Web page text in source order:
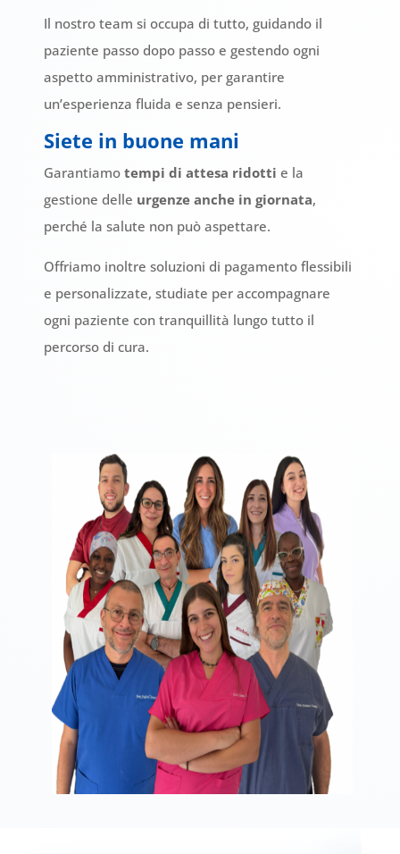
Il nostro team si occupa di tutto, guidando il
paziente passo dopo passo e gestendo ogni
aspetto amministrativo, per garantire
un’esperienza fluida e senza pensieri.
Siete in buone mani
Garantiamotempi di attesa ridotti e la
gestione delle urgenze anche in giornata,
perché la salute non può aspettare.
Offriamo inoltre soluzioni di pagamento flessibili
e personalizzate, studiate per accompagnare
ogni paziente con tranquillità lungo tutto il
percorso di cura.